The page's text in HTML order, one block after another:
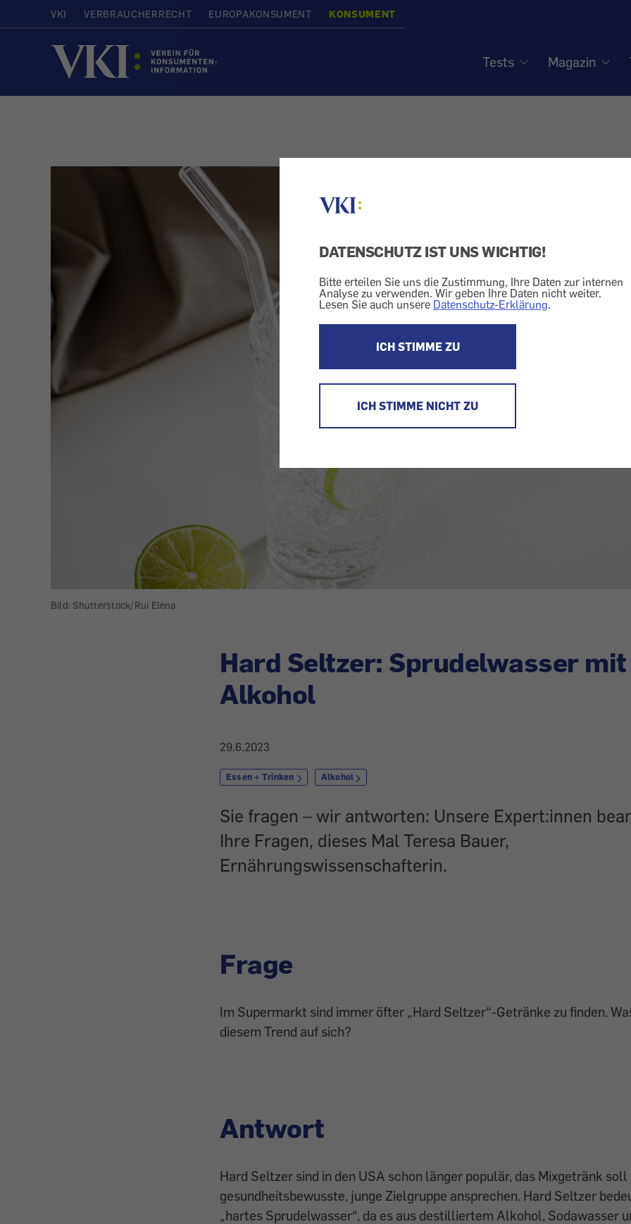
DATENSCHUTZ IST UNS WICHTIG!
Bitte erteilen Sie uns die Zustimmung, Ihre Daten zur internen
Analyse zu verwenden. Wir geben Ihre Daten nicht weiter.
Lesen Sie auch unsere Datenschutz-Erklärung.
ICH STIMME ZU
ICH STIMME NICHT ZU
VKI VERBRAUCHERRECHT EUROPAKONSUMENT KONSUMENT
Startseite
Tests Magazin
Bild: Shutterstock/Rui Elena
Hard Seltzer: Sprudelwasser mit
Alkohol
29.6.2023
Essen + Trinken Alkohol
Sie fragen – wir antworten: Unsere Expert:innen
Ihre Fragen, dieses Mal Teresa Bauer,
Ernährungswissenschafterin.
Frage
Im Supermarkt sind immer öfter „Hard Seltzer“-Getränke zu finden.
diesem Trend auf sich?
Antwort
Hard Seltzer sind in den USA schon länger populär, das Mixgetränk
gesundheitsbewusste, junge Zielgruppe ansprechen. Hard Seltzer
„hartes Sprudelwasser“, da es aus destilliertem Alkohol, Sodawasser